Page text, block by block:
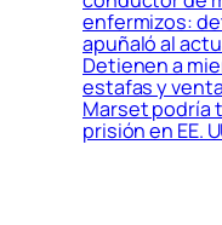
enfermizos:
apuñaló al
Detienen a
estafas y
Marset podría
prisión en EE.